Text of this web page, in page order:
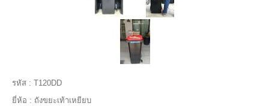
รหัส : T120DD
ยี่ห้อ : ถังขยะเท้าเหยียบ